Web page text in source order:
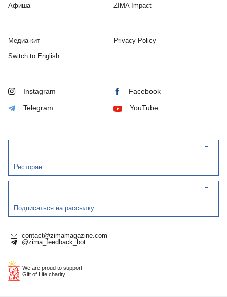
Афиша ZIMA Impact
Медиа-кит Privacy Policy
Switch to English
Instagram Facebook
Telegram YouTube
Ресторан
Подписаться на рассылку
contact@zimamagazine.com
@zima_feedback_bot
We are proud to support
Gift of Life charity